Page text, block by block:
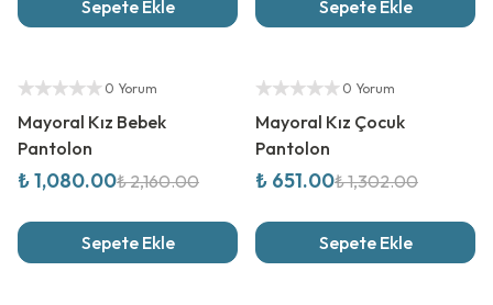
Sepete Ekle Sepete Ekle
Yetkili Satıcı
0 Yorum
Mayoral Kız Bebek
Pantolon
₺ 1,080.00₺ 2,160.00
Sepete Ekle
Yetkili Satıcı
0 Yorum
Mayoral Kız Çocuk
Pantolon
₺ 651.00₺ 1,302.00
Sepete Ekle